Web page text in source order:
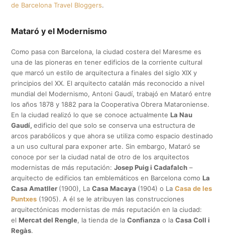
de Barcelona Travel Bloggers.
Mataró y el Modernismo
Como pasa con Barcelona, la ciudad costera del Maresme es
una de las pioneras en tener edificios de la corriente cultural
que marcó un estilo de arquitectura a finales del siglo XIX y
principios del XX. El arquitecto catalán más reconocido a nivel
mundial del Modernismo, Antoni Gaudí, trabajó en Mataró entre
los años 1878 y 1882 para la Cooperativa Obrera Mataroniense.
En la ciudad realizó lo que se conoce actualmenteLa Nau
Gaudí,edificio del que solo se conserva una estructura de
arcos parabólicos y que ahora se utiliza como espacio destinado
a un uso cultural para exponer arte. Sin embargo, Mataró se
conoce por ser la ciudad natal de otro de los arquitectos
modernistas de más reputación:Josep Puig i Cadafalch –
arquitecto de edificios tan emblemáticos en Barcelona comoLa
Casa Amatller (1900), LaCasa Macaya (1904) o LaCasa de les
Puntxes (1905). A él se le atribuyen las construcciones
arquitectónicas modernistas de más reputación en la ciudad:
elMercat del Rengle, la tienda de laConfianza o laCasa Coll i
Regàs.